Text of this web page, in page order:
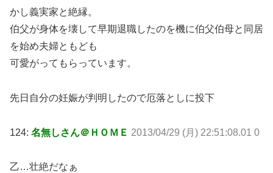
かし義実家と絶縁。
伯父が身体を壊して早期退職したのを機に伯父伯母と同居
を始め夫婦ともども
可愛がってもらっています。
先日自分の妊娠が判明したので厄落としに投下
124: 名無しさん＠ＨＯＭＥ 2013/04/29 (月) 22:51:08.01 0
乙…壮絶だなぁ